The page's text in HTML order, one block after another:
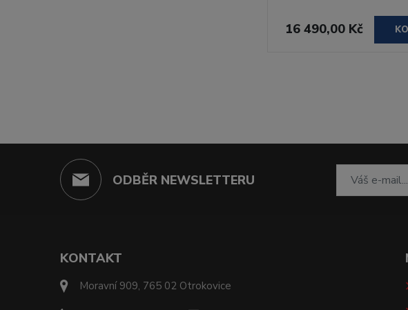
16 490,00 Kč
ODBĚR NEWSLETTERU
KONTAKT
Moravní 909, 765 02 Otrokovice